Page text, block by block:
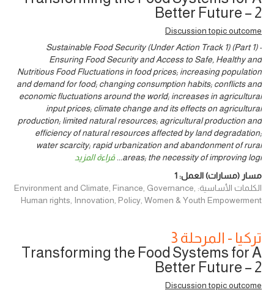
Better Future – 2
Discussion topic outcome
Sustainable Food Security (Under Action Track 1) (Part 1) -
Ensuring Food Security and Access to Safe, Healthy and
Nutritious Food Fluctuations in food prices; increasing population
and demand for food; changing consumption habits; conflicts and
economic fluctuations around the world; increases in agricultural
input prices; climate change and its effects on agricultural
production; limited natural resources; agricultural production and
efficiency of natural resources affected by land degradation;
water scarcity; rapid urbanization and abandonment of rural
areas; the necessity of improving logi
... قراءة المزيد
مسار (مسارات) العمل:1
الكلمات الأساسية: Environment and Climate, Finance, Governance,
Human rights, Innovation, Policy, Women & Youth Empowerment
تركيا - المرحلة 3
Transforming the Food Systems for A
Better Future – 2
Discussion topic outcome